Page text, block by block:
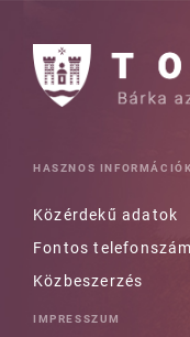
HASZNOS INFORMÁCIÓK
Közérdekű adatok
Fontos
Közbeszerzés
IMPRESSZUM